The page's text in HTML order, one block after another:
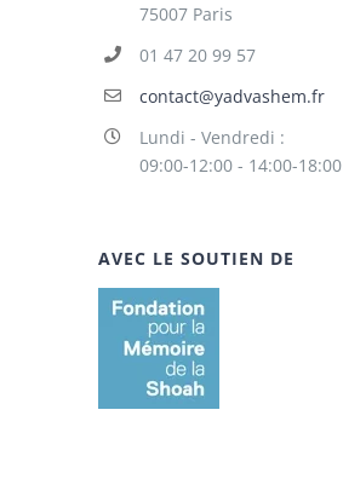
75007 Paris
01 47 20 99 57
contact@yadvashem.fr
Lundi - Vendredi :
09:00-12:00 - 14:00-18:00
AVEC LE SOUTIEN DE